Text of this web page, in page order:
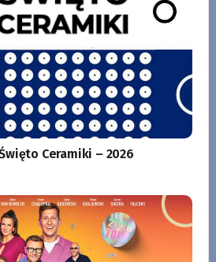
Ceramiki – 2026